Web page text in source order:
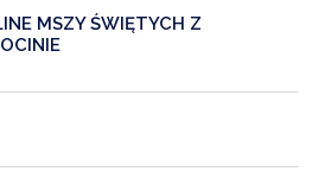
MSZY ŚWIĘTYCH Z